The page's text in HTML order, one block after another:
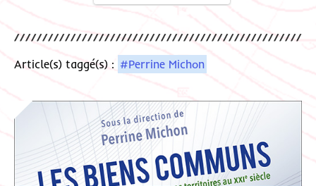
Article(s) taggé(s) : #Perrine Michon